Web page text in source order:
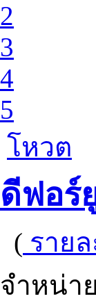
2
3
4
5
โหวต
ดีฟอร์
( รายล
จำหน่า